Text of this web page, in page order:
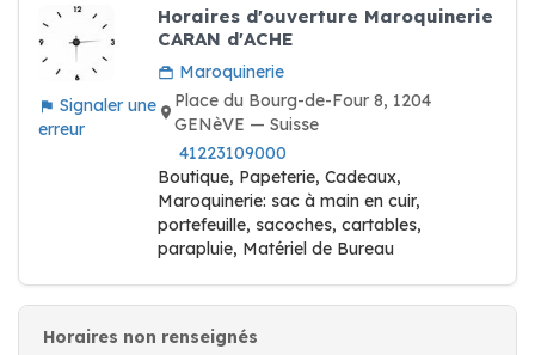
Signaler une
erreur
Horaires d'ouverture Maroquinerie
CARAN d'ACHE
Maroquinerie
Place du Bourg-de-Four 8, 1204
GENèVE — Suisse
41223109000
Boutique, Papeterie, Cadeaux,
Maroquinerie: sac à main en cuir,
portefeuille, sacoches, cartables,
parapluie, Matériel de Bureau
Horaires non renseignés